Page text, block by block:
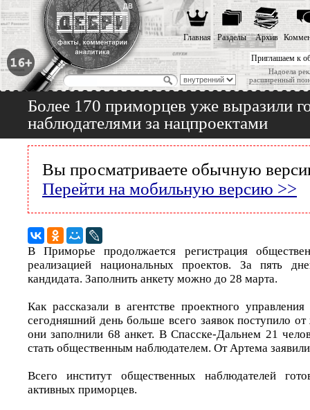
Приглашаем к
Надоела
расширенный
Главная Разделы Архив
Более 170 приморцев уже выразили
наблюдателями за нацпроектами
Вы просматриваете обычную
Перейти на мобильную версию >>
В Приморье продолжается регистрация
реализацией национальных проектов. За пять
кандидата. Заполнить анкету можно до 28 марта.
Как рассказали в агентстве проектного
сегодняшний день больше всего заявок поступило
они заполнили 68 анкет. В Спасске-Дальнем 21
стать общественным наблюдателем. От Артема
Всего институт общественных наблюдателей
активных приморцев.